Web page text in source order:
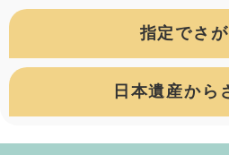
指定でさ
日本遺産から